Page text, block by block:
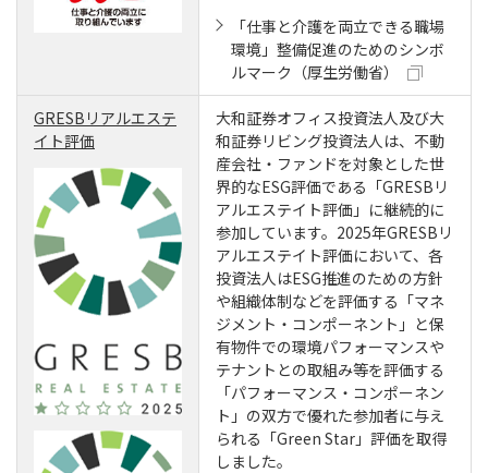
「仕事と介護を両立できる職場
環境」整備促進のためのシンボ
ルマーク（厚生労働省）
GRESBリアルエステ
イト評価
大和証券オフィス投資法人及び大
和証券リビング投資法人は、不動
産会社・ファンドを対象とした世
界的なESG評価である「GRESBリ
アルエステイト評価」に継続的に
参加しています。2025年GRESBリ
アルエステイト評価において、各
投資法人はESG推進のための方針
や組織体制などを評価する「マネ
ジメント・コンポーネント」と保
有物件での環境パフォーマンスや
テナントとの取組み等を評価する
「パフォーマンス・コンポーネン
ト」の双方で優れた参加者に与え
られる「Green Star」評価を取得
しました。